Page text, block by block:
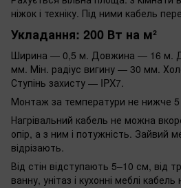
ніжок і техніку. Під ними кабель
Укладання: 200 Вт на м²
Ширина — 0,5 м. Довжина — 16 м.
мм. Мін. радіус вигину — 30 мм.
Ступінь захисту — IPX7.
Монтаж за температури не нижче 5
Нагрівальний кабель не можна
опір, а з ним і потужність. Зайвий
відрізають.
Від стін відступають 5–10 см, від
ванну, унітаз і кухонні меблі